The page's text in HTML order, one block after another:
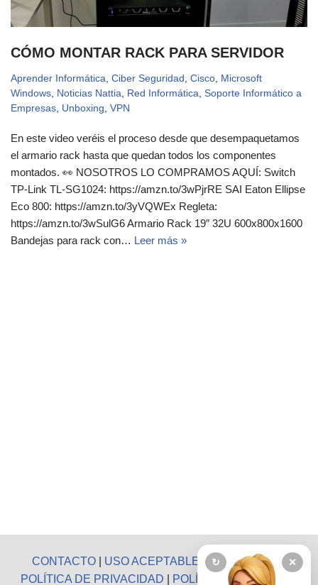
CÓMO MONTAR RACK PARA SERVIDOR
Aprender Informática, Ciber Seguridad , Cisco, Microsoft
Windows, Noticias Nattia, Red Informática, Soporte Informático a
Empresas, Unboxing, VPN
En este video veréis el proceso desde que desempaquetamos
el armario rack hasta que quedan todos los componentes
montados. 👀 NOSOTROS LO COMPRAMOS AQUÍ: Switch
TP-Link TL-SG1024: https://amzn.to/3wPjrRE SAI Eaton Ellipse
Eco 800: https://amzn.to/3yVQWEx Regleta:
https://amzn.to/3wSulG6 Armario Rack 19″ 32U 600x800x1600
Bandejas para rack con… Leer más »
CONTACTO USO ACEPTABLE | AVISO LEGAL
|
POLÍTICA DE PRIVACIDAD
POLÍTICA DE COOKIES
↻ ✕